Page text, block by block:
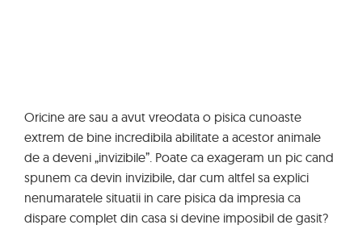
Oricine are sau a avut vreodata o pisica cunoaste
extrem de bine incredibila abilitate a acestor animale
de a deveni „invizibile”. Poate ca exageram un pic cand
spunem ca devin invizibile, dar cum altfel sa explici
nenumaratele situatii in care pisica da impresia ca
dispare complet din casa si devine imposibil de gasit?